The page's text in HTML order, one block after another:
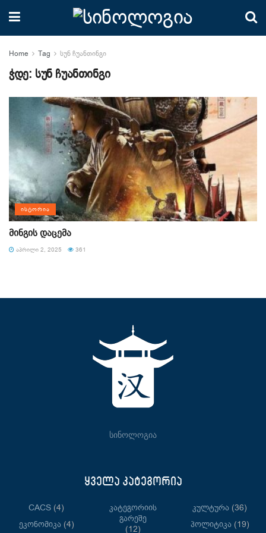
Home Tag სუნ ჩუანთინგი
ჭდე: სუნ ჩუანთინგი
ᲘᲡᲢᲝᲠᲘᲐ
მინგის დაცემა
ᲐᲞᲠᲘᲚᲘ 2, 2025 361
სინოლოგია
ყველა კატეგორია
CACS (4)
Ეკონომიკა(4)
Კატეგორიის
Გარეშე
(12)
Კულტურა (36)
Პოლიტიკა(19)